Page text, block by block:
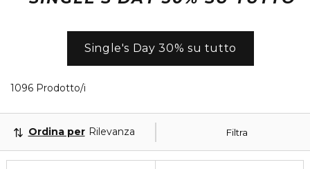
Single's Day 30% su tutto
1096 Prodotto/i
Filtra
Ordina per Rilevanza